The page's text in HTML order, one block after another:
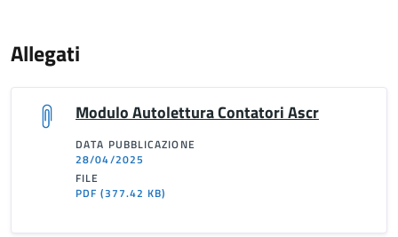
Allegati
Modulo Autolettura Contatori Ascr
DATA PUBBLICAZIONE
28/04/2025
FILE
PDF(377.42 KB)